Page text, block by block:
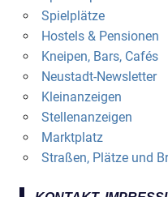
Spielplätze
Hostels & Pensionen
Kneipen, Bars, Cafés
Neustadt-Newsletter
Kleinanzeigen
Stellenanzeigen
Marktplatz
Straßen, Plätze und